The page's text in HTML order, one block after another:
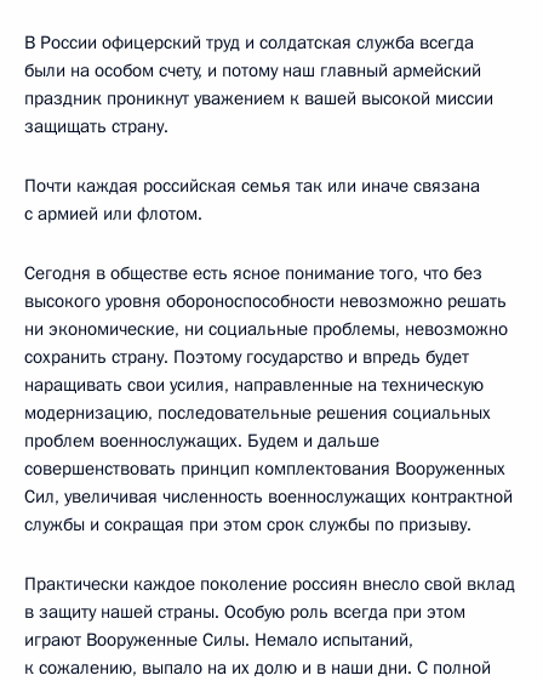
В России офицерский труд и солдатская служба всегда
были на особом счету, и потому наш главный армейский
праздник проникнут уважением к вашей высокой миссии
защищать страну.
Почти каждая российская семья так или иначе связана
с армией или флотом.
Сегодня в обществе есть ясное понимание того, что без
высокого уровня обороноспособности невозможно решать
ни экономические, ни социальные проблемы, невозможно
сохранить страну. Поэтому государство и впредь будет
наращивать свои усилия, направленные на техническую
модернизацию, последовательные решения социальных
проблем военнослужащих. Будем и дальше
совершенствовать принцип комплектования Вооруженных
Сил, увеличивая численность военнослужащих контрактной
службы и сокращая при этом срок службы по призыву.
Практически каждое поколение россиян внесло свой вклад
в защиту нашей страны. Особую роль всегда при этом
играют Вооруженные Силы. Немало испытаний,
к сожалению, выпало на их долю и в наши дни. С полной